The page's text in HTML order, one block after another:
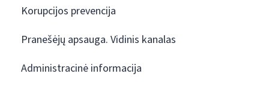
Korupcijos prevencija
Pranešėjų apsauga. Vidinis kanalas
Administracinė informacija